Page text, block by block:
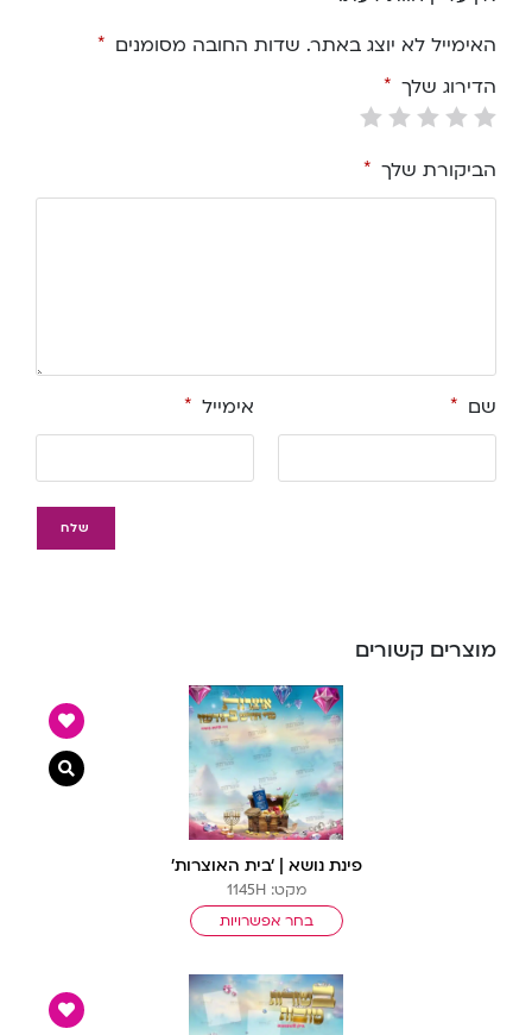
האימייל לא יוצג באתר. שדות החובה מסומנים *
הדירוג שלך *
הביקורת שלך *
שם * אימייל *
מוצרים קשורים
פינת נושא | ‘בית האוצרות’
מקט: 1145H
בחר אפשרויות
צפייה